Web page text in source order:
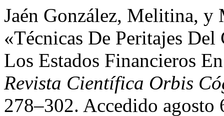
Jaén González, Melitina, y
«Técnicas De Peritajes
Los Estados Financieros
Revista Científica Orbis
278–302. Accedido agosto